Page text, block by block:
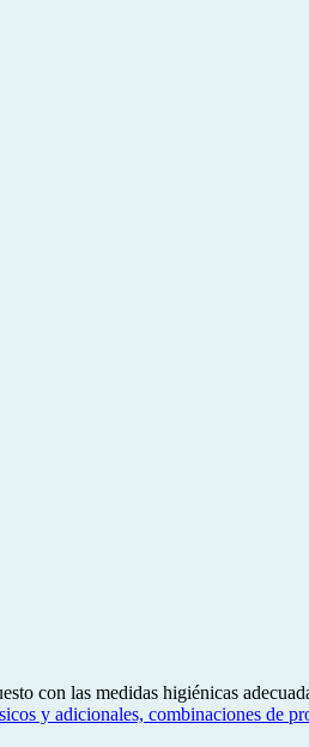
con las medidas higiénicas
y adicionales, combinaciones de